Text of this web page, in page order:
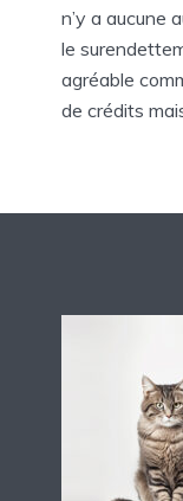
n’y a aucune
le
agréable
de crédits